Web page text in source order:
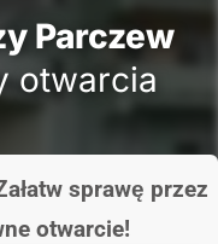
Parczew
otwarcia
sprawę przez
otwarcie!